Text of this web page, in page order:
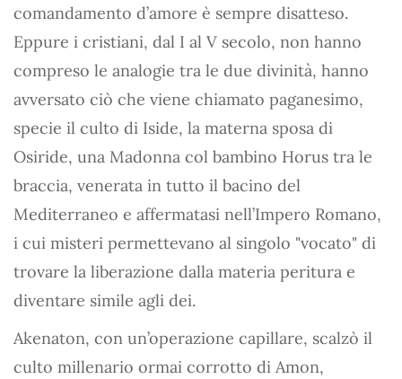
comandamento d’amore è sempre disatteso.
Eppure i cristiani, dal I al V secolo, non hanno
compreso le analogie tra le due divinità, hanno
avversato ciò che viene chiamato paganesimo,
specie il culto di Iside, la materna sposa di
Osiride, una Madonna col bambino Horus tra le
braccia, venerata in tutto il bacino del
Mediterraneo e affermatasi nell’Impero Romano,
i cui misteri permettevano al singolo "vocato" di
trovare la liberazione dalla materia peritura e
diventare simile agli dei.
Akenaton, con un’operazione capillare, scalzò il
culto millenario ormai corrotto di Amon,